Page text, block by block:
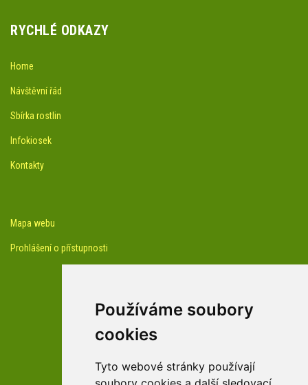
Používáme soubory
cookies
Tyto webové stránky používají
RYCHLÉ ODKAZY
Home
Návštěvní řád
Sbírka rostlin
Infokiosek
Kontakty
Mapa webu
Prohlášení o přístupnosti